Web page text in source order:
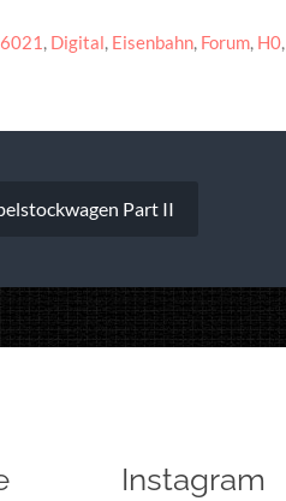
6021 , Digital, Eisenbahn, Forum, H0,
Part II
Instagram